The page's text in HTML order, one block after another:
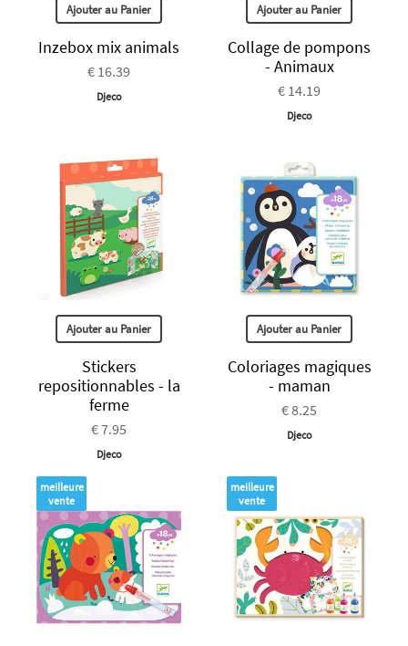
Ajouter au Panier
Inzebox mix animals
€ 16.39
Djeco
Ajouter au Panier
Collage de pompons
- Animaux
€ 14.19
Djeco
Ajouter au Panier
Stickers
repositionnables - la
ferme
€ 7.95
Djeco
Ajouter au Panier
Coloriages magiques
- maman
€ 8.25
Djeco
meilleure
vente
meilleure
vente